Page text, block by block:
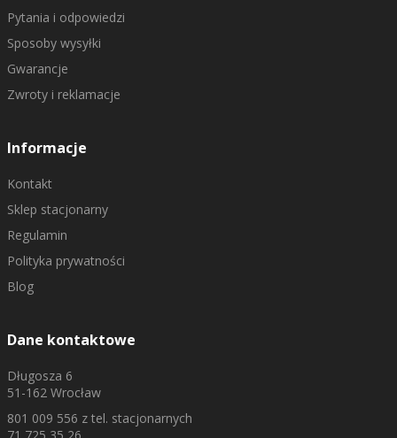
Pytania i odpowiedzi
Sposoby wysyłki
Gwarancje
Zwroty i reklamacje
Informacje
Kontakt
Sklep stacjonarny
Regulamin
Polityka prywatności
Blog
Dane kontaktowe
Długosza 6
51-162 Wrocław
801 009 556 z tel. stacjonarnych